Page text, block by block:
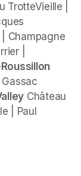
TrotteVieille |
Champagne
|
Château
| Paul